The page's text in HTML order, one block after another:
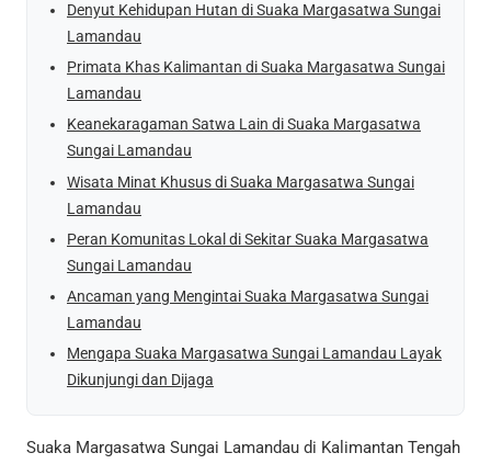
Denyut Kehidupan Hutan di Suaka Margasatwa Sungai
Lamandau
Primata Khas Kalimantan di Suaka Margasatwa Sungai
Lamandau
Keanekaragaman Satwa Lain di Suaka Margasatwa
Sungai Lamandau
Wisata Minat Khusus di Suaka Margasatwa Sungai
Lamandau
Peran Komunitas Lokal di Sekitar Suaka Margasatwa
Sungai Lamandau
Ancaman yang Mengintai Suaka Margasatwa Sungai
Lamandau
Mengapa Suaka Margasatwa Sungai Lamandau Layak
Dikunjungi dan Dijaga
Suaka Margasatwa Sungai Lamandau di Kalimantan Tengah